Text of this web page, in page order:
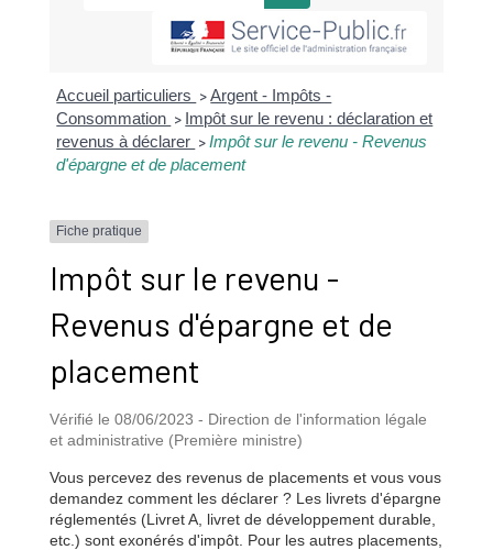
Accueil particuliers > Argent - Impôts -
Consommation > Impôt sur le revenu : déclaration et
revenus à déclarer > Impôt sur le revenu - Revenus
d'épargne et de placement
Fiche pratique
Impôt sur le revenu -
Revenus d'épargne et de
placement
Vérifié le 08/06/2023 - Direction de l'information légale
et administrative (Première ministre)
Vous percevez des revenus de placements et vous vous
demandez comment les déclarer ? Les livrets d'épargne
réglementés (Livret A, livret de développement durable,
etc.) sont exonérés d'impôt. Pour les autres placements,